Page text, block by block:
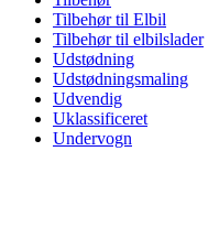
Tilbehør til Elbil
Tilbehør til elbilslader
Udstødning
Udstødningsmaling
Udvendig
Uklassificeret
Undervogn